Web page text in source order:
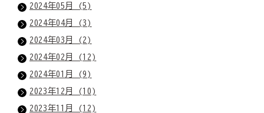
2024年05月 (5)
2024年04月 (3)
2024年03月 (2)
2024年02月 (12)
2024年01月 (9)
2023年12月 (10)
2023年11月 (12)